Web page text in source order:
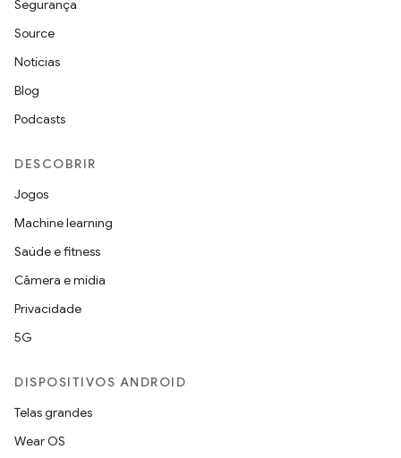
Segurança
Source
Notícias
Blog
Podcasts
DESCOBRIR
Jogos
Machine learning
Saúde e fitness
Câmera e mídia
Privacidade
5G
DISPOSITIVOS ANDROID
Telas grandes
Wear OS